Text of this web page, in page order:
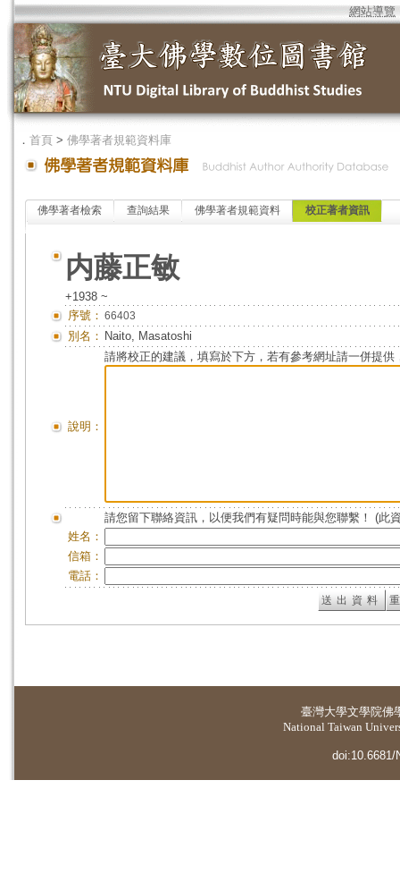
網站導覽
． 首頁 > 佛學著者規範資料庫
佛學著者檢索 查詢結果 佛學著者規範資料 校正著者資訊
内藤正敏
+1938 ~
序號： 66403
別名： Naito, Masatoshi
說明：
請將校正的建議，填寫於下方，若有參考網址請一併提供
請您留下聯絡資訊，以便我們有疑問時能與您聯繫！ (此
姓名：
信箱：
電話：
臺灣大學文學院佛
National Taiwan
doi:10.6681/